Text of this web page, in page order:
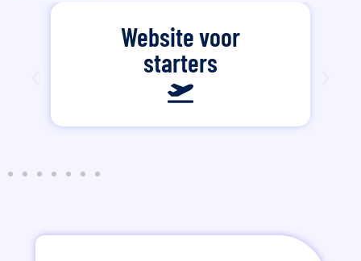
Website voor
starters